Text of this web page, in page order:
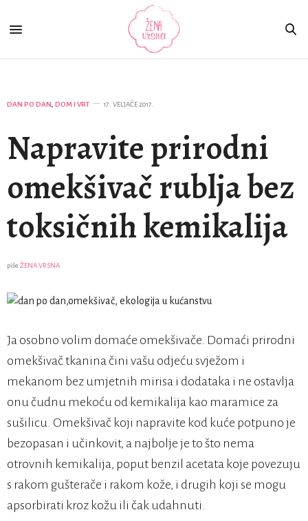
DAN PO DAN, DOM I VRT 17. VELJAČE 2017.
Napravite prirodni
omekšivač rublja bez
toksičnih kemikalija
piše ŽENA VRSNA
Ja osobno volim domaće omekšivače. Domaći prirodni
omekšivač tkanina čini vašu odjeću svježom i
mekanom bez umjetnih mirisa i dodataka i ne ostavlja
onu čudnu mekoću od kemikalija kao maramice za
sušilicu. Omekšivač koji napravite kod kuće potpuno je
bezopasan i učinkovit, a najbolje je to što nema
otrovnih kemikalija, poput benzil acetata koje povezuju
s rakom gušterače i rakom kože, i drugih koji se mogu
apsorbirati kroz kožu ili čak udahnuti.